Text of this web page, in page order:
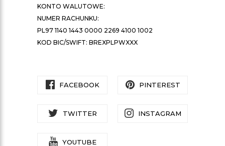
KONTO WALUTOWE:
NUMER RACHUNKU:
PL97 1140 1443 0000 2269 4100 1002
KOD BIC/SWIFT: BREXPLPWXXX
FACEBOOK PINTEREST
TWITTER INSTAGRAM
YOUTUBE